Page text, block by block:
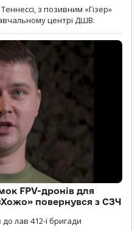
з позивним «Гізер»
центрі ДШВ.
FPV-дронів для
повернувся з СЗЧ
лав 412-ї бригади